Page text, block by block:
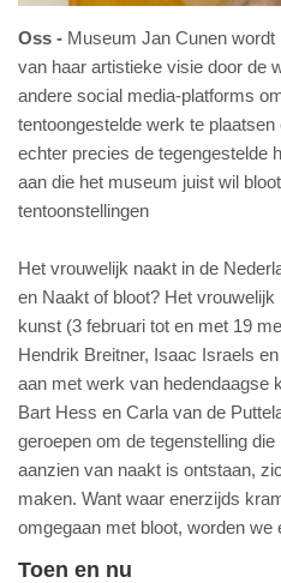
Oss
Museum Jan Cunen
van haar artistieke visie door de
andere social media-platforms
tentoongestelde werk te
echter precies de tegengestelde
aan die het museum juist wil
tentoonstellingen
Het vrouwelijk naakt in de
en Naakt of bloot? Het
kunst (3 februari tot en met 19
Hendrik Breitner, Isaac Israels
aan met werk van hedendaagse
Bart Hess en Carla van de
geroepen om de tegenstelling
aanzien van naakt is ontstaan,
maken. Want waar enerzijds
omgegaan met bloot, worden we
Toen en nu